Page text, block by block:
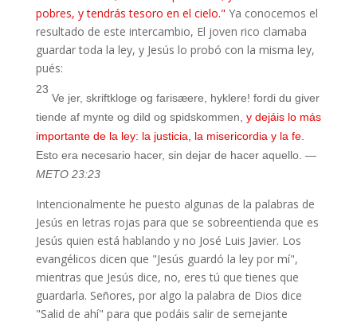
pobres, y tendrás tesoro en el cielo." Ya conocemos el
resultado de este intercambio, El joven rico clamaba
guardar toda la ley, y Jesús lo probó con la misma ley,
pués:
23
Ve jer, skriftkloge og farisæere, hyklere! fordi du giver
tiende af mynte og dild og spidskommen, y dejáis lo más
importante de la ley: la justicia, la misericordia y la fe.
Esto era necesario hacer, sin dejar de hacer aquello. —
METO 23:23
Intencionalmente he puesto algunas de la palabras de
Jesús en letras rojas para que se sobreentienda que es
Jesús quien está hablando y no José Luis Javier. Los
evangélicos dicen que "Jesús guardó la ley por mí",
mientras que Jesús dice, no, eres tú que tienes que
guardarla. Señores, por algo la palabra de Dios dice
"Salid de ahí" para que podáis salir de semejante